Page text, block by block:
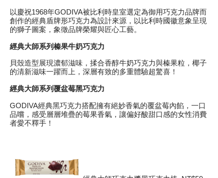
以慶祝1968年GODIVA被比利時皇室選定為御用巧克力品牌而
創作的經典盾牌形巧克力為設計來源，以比利時國徽意象呈現
的獅子圖案，象徵品牌榮耀與匠心工藝。
經典大師系列榛果牛奶巧克力
貝殼造型展現濃郁滋味，揉合香醇牛奶巧克力與榛果粒，椰子
的清新滋味一躍而上，深層有致的多重體驗超驚喜！
經典大師系列覆盆莓黑巧克力
GODIVA經典黑巧克力搭配擁有絕妙香氣的覆盆莓內餡，一口
品嚐，感受層層堆疊的莓果香氣，讓偏好酸甜口感的女性消費
者愛不釋手！